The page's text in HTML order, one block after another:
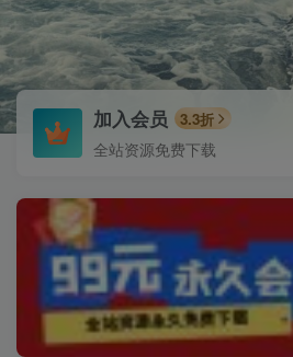
加入会员 3.3折
全站资源免费下载